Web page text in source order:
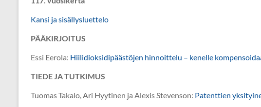
Kansi ja sisällysluettelo
PÄÄKIRJOITUS
Essi Eerola: Hiilidioksidipäästöjen hinnoittelu – kenelle
TIEDE JA TUTKIMUS
Tuomas Takalo, Ari Hyytinen ja Alexis Stevenson: Patenttien